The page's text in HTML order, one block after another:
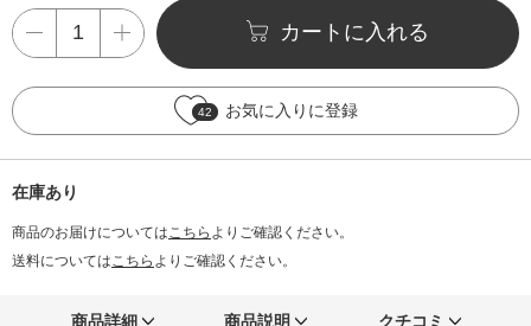
カートに入れる
42 お気に入りに登録
在庫あり
商品のお届けについては こちら よりご確認ください。
送料については こちら よりご確認ください。
商品詳細 商品説明 クチコミ